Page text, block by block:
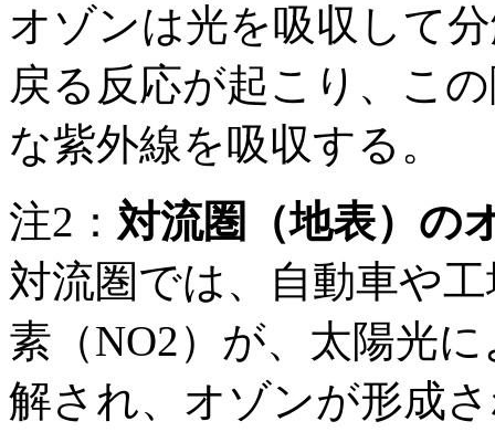
オゾンは光を吸収して
戻る反応が起こり、こ
な紫外線を吸収する。
注2： 対流圏（地表）の
対流圏では、自動車や
素（NO2）が、太陽光
解され、オゾンが形成